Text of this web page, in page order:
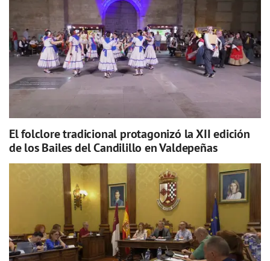
El folclore tradicional protagonizó la XII edición
de los Bailes del Candilillo en Valdepeñas